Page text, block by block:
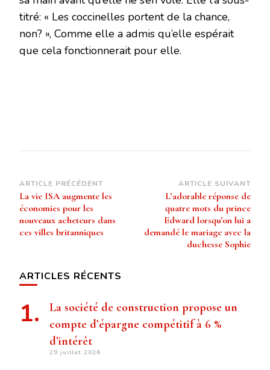
titré: « Les coccinelles portent de la chance,
non? », Comme elle a admis qu’elle espérait
que cela fonctionnerait pour elle.
Navigation
d’article
ARTICLE PRÉCÉDENT
La vie ISA augmente les
économies pour les
nouveaux acheteurs dans
ces villes britanniques
ARTICLE SUIVANT
L’adorable réponse de
quatre mots du prince
Edward lorsqu’on lui a
demandé le mariage avec la
duchesse Sophie
ARTICLES RÉCENTS
La société de construction propose un
compte d’épargne compétitif à 6 %
d’intérêt
29 juillet 2026